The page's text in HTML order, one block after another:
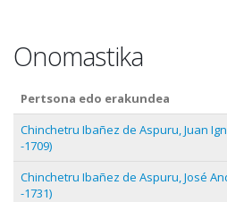
Onomastika
Pertsona edo erakundea
Chinchetru Ibañez de Aspuru, Juan
-1709)
Chinchetru Ibañez de Aspuru, José
-1731)